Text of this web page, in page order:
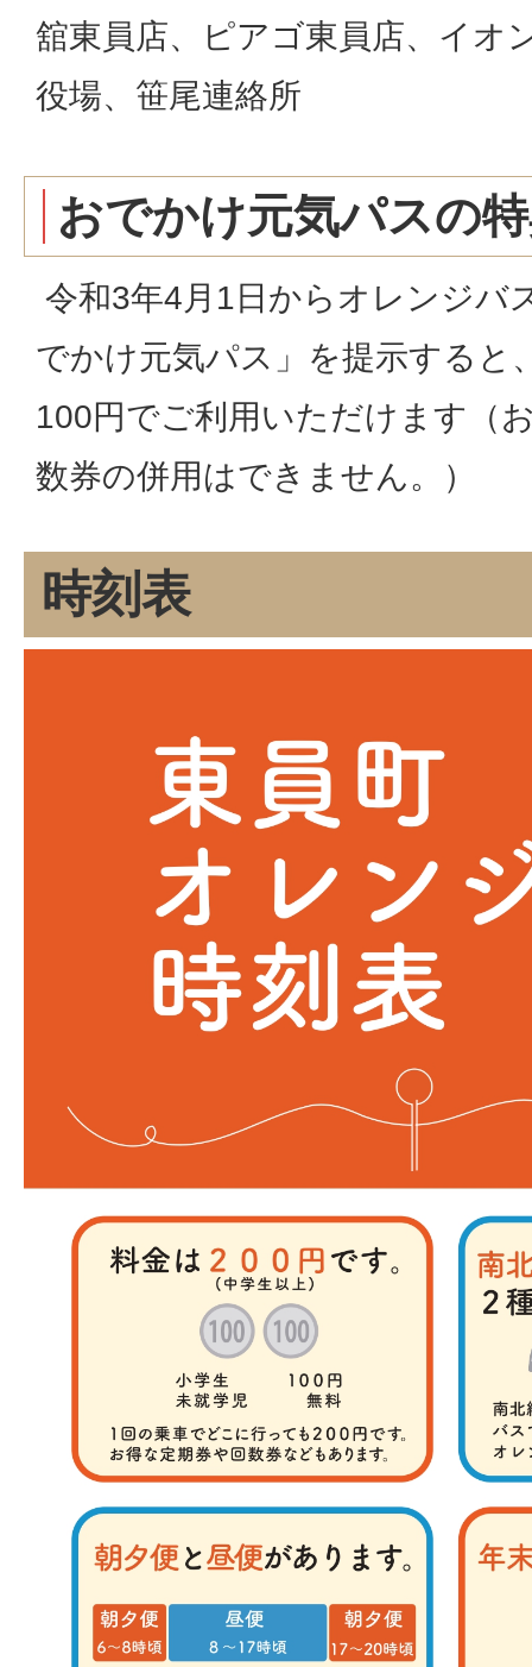
舘東員店、ピアゴ東員店、イオ
役場、笹尾連絡所
おでかけ元気パスの
令和3年4月1日からオレンジバ
でかけ元気パス」を提示すると
100円でご利用いただけます（
数券の併用はできません。）
時刻表